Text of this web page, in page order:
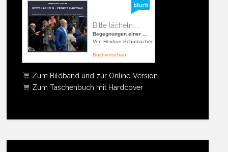
Bitte lächeln ...
Begegnungen einer ...
Von Heidrun Schumacher
Buchvorschau
Zum Bildband und zur Online-Version
Zum Taschenbuch mit Hardcover